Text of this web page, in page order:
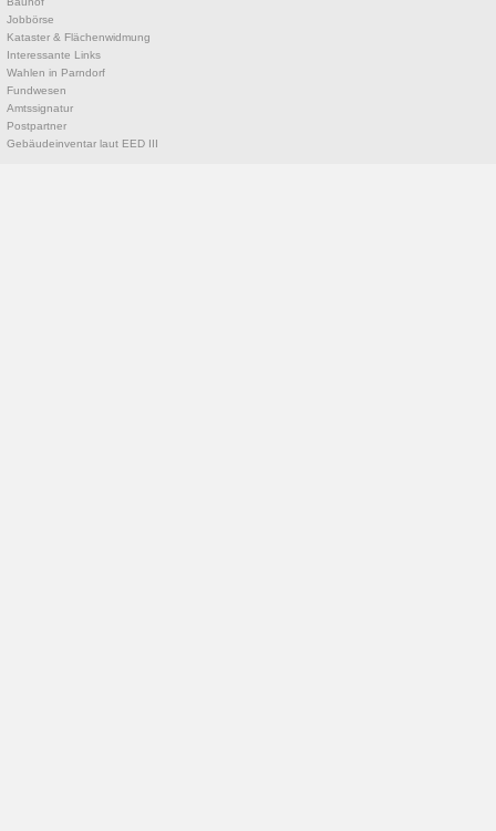
Jobbörse
Kataster & Flächenwidmung
Interessante Links
Wahlen in Parndorf
Fundwesen
Amtssignatur
Postpartner
Gebäudeinventar laut EED III